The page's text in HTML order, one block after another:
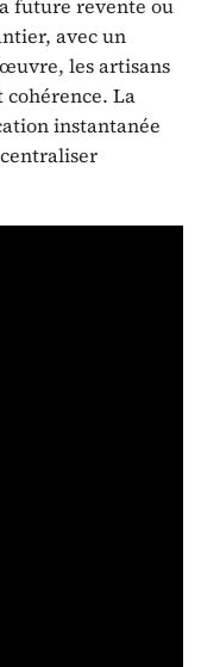
future revente ou
avec un
les artisans
La
instantanée